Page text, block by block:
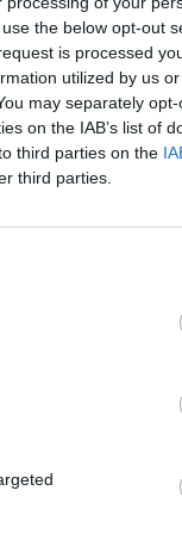
the below opt-out
is processed
utilized by us
may separately
on the IAB’s list of
third parties on the
third parties.
ζωή σας;
μέσα